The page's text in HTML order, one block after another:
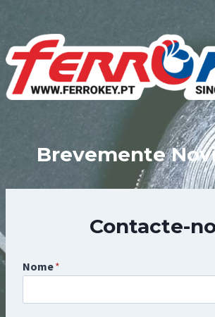
content
Brevemente
Contacte-
Nome*